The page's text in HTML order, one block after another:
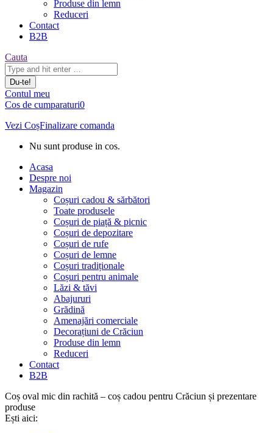
Produse din lemn
Reduceri
Contact
B2B
Căutare:
Cauta
Contul meu
Cos de cumparaturi0
Vezi CoșFinalizare comanda
Nu sunt produse in cos.
Acasa
Despre noi
Magazin
Coșuri cadou & sărbători
Toate produsele
Coșuri de piață & picnic
Coșuri de depozitare
Coșuri de rufe
Coșuri de lemne
Coșuri tradiționale
Coșuri pentru animale
Lăzi & tăvi
Abajururi
Grădină
Amenajări comerciale
Decorațiuni de Crăciun
Produse din lemn
Reduceri
Contact
B2B
Coș oval mic din rachită – coș cadou pentru Crăciun și prezentare
produse
Ești aici: